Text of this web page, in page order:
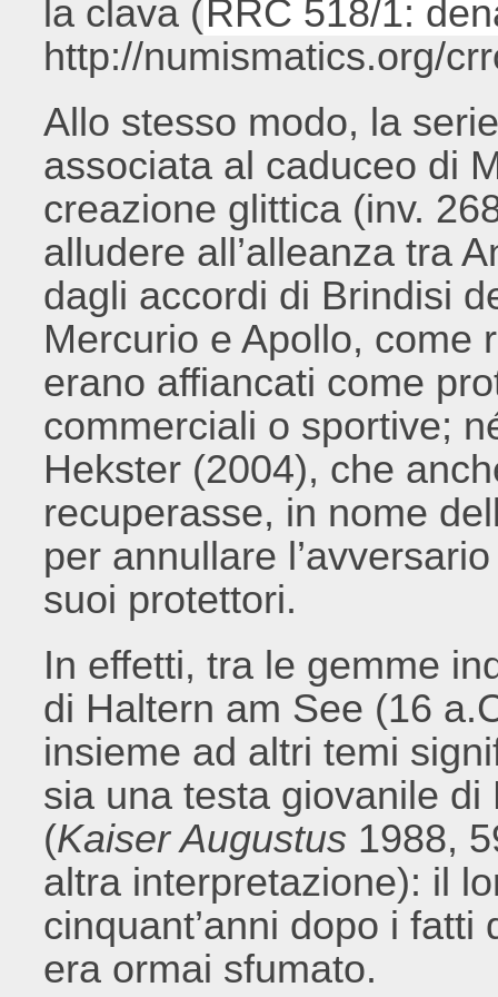
la clava ( RRC 518/1:
http://numismatics.org/
Allo stesso modo, la
associata al caduceo di
creazione glittica (inv.
alludere all’alleanza tra
dagli accordi di Brindisi
Mercurio e Apollo, come
erano affiancati come
commerciali o sportive;
Hekster (2004), che
recuperasse, in nome
per annullare
suoi protettori.
In effetti, tra le gemme
di Haltern am See (16
insieme ad altri temi
sia una testa giovanile
(Kaiser Augustus 1988,
altra interpretazione): il
cinquant’anni dopo i
era ormai sfumato.